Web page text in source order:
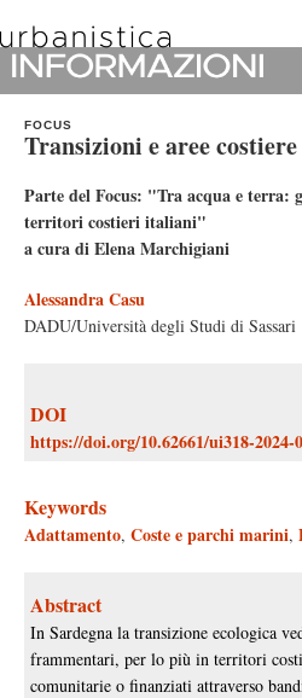
FOCUS
Transizioni e aree
Parte del Focus: "Tra acqua e terra:
territori costieri italiani"
a cura di Elena Marchigiani
Alessandra Casu
DADU/Università degli Studi di Sassari
DOI
https://doi.org/10.62661/ui318-2024-
Keywords
Adattamento, Coste e parchi marini,
Abstract
In Sardegna la transizione ecologica
frammentari, per lo più in territori
comunitarie o finanziati attraverso